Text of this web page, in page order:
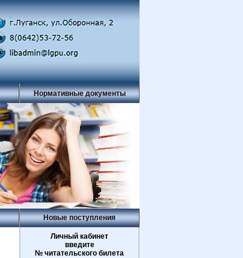
Нормативные документы
Новые поступления
Личный кабинет
введите
№ читательского билета